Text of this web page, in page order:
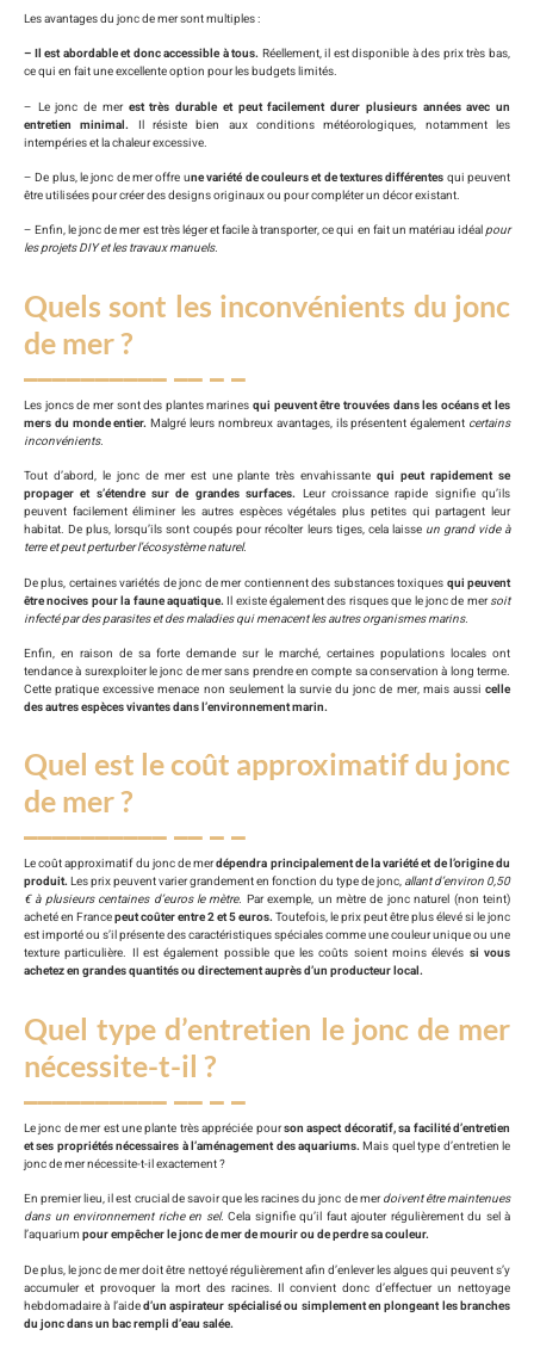
Les avantages du jonc de mer sont multiples :
– Il est abordable et donc accessible à tous. Réellement, il est disponible à des prix très bas,
ce qui en fait une excellente option pour les budgets limités.
– Le jonc de mer est très durable et peut facilement durer plusieurs années avec un
entretien minimal. Il résiste bien aux conditions météorologiques, notamment les
intempéries et la chaleur excessive.
– De plus, le jonc de mer offre une variété de couleurs et de textures différentes qui peuvent
être utilisées pour créer des designs originaux ou pour compléter un décor existant.
– Enfin, le jonc de mer est très léger et facile à transporter, ce qui en fait un matériau idéalpour
les projets DIY et les travaux manuels.
Quels sont les inconvénients du jonc
de mer ?
Les joncs de mer sont des plantes marines qui peuvent être trouvées dans les océans et les
mers du monde entier. Malgré leurs nombreux avantages, ils présentent également certains
inconvénients.
Tout d’abord, le jonc de mer est une plante très envahissantequi peut rapidement se
propager et s’étendre sur de grandes surfaces. Leur croissance rapide signifie qu’ils
peuvent facilement éliminer les autres espèces végétales plus petites qui partagent leur
habitat. De plus, lorsqu’ils sont coupés pour récolter leurs tiges, cela laisse un grand vide à
terre et peut perturber l’écosystème naturel.
De plus, certaines variétés de jonc de mer contiennent des substances toxiques qui peuvent
être nocives pour la faune aquatique. Il existe également des risques que le jonc de mersoit
infecté par des parasites et des maladies qui menacent les autres organismes marins.
Enfin, en raison de sa forte demande sur le marché, certaines populations locales ont
tendance à surexploiter le jonc de mer sans prendre en compte sa conservation à long terme.
Cette pratique excessive menace non seulement la survie du jonc de mer, mais aussi celle
des autres espèces vivantes dans l’environnement marin.
Quel est le coût approximatif du jonc
de mer ?
Le coût approximatif du jonc de merdépendra principalement de la variété et de l’origine du
produit. Les prix peuvent varier grandement en fonction du type de jonc, allant d’environ 0,50
€ à plusieurs centaines d’euros le mètre. Par exemple, un mètre de jonc naturel (non teint)
acheté en Francepeut coûter entre 2 et 5 euros. Toutefois, le prix peut être plus élevé si le jonc
est importé ou s’il présente des caractéristiques spéciales comme une couleur unique ou une
texture particulière. Il est également possible que les coûts soient moins élevés si vous
achetez en grandes quantités ou directement auprès d’un producteur local.
Quel type d’entretien le jonc de mer
nécessite-t-il ?
Le jonc de mer est une plante très appréciée pourson aspect décoratif, sa facilité d’entretien
et ses propriétés nécessaires à l’aménagement des aquariums.Mais quel type d’entretien le
jonc de mer nécessite-t-il exactement ?
En premier lieu, il est crucial de savoir que les racines du jonc de merdoivent être maintenues
dans un environnement riche en sel. Cela signifie qu’il faut ajouter régulièrement du sel à
l’aquarium pour empêcher le jonc de mer de mourir ou de perdre sa couleur.
De plus, le jonc de mer doit être nettoyé régulièrement afin d’enlever les algues qui peuvent s’y
accumuler et provoquer la mort des racines. Il convient donc d’effectuer un nettoyage
hebdomadaire à l’aided’un aspirateur spécialisé ou simplement en plongeant les branches
du jonc dans un bac rempli d’eau salée.